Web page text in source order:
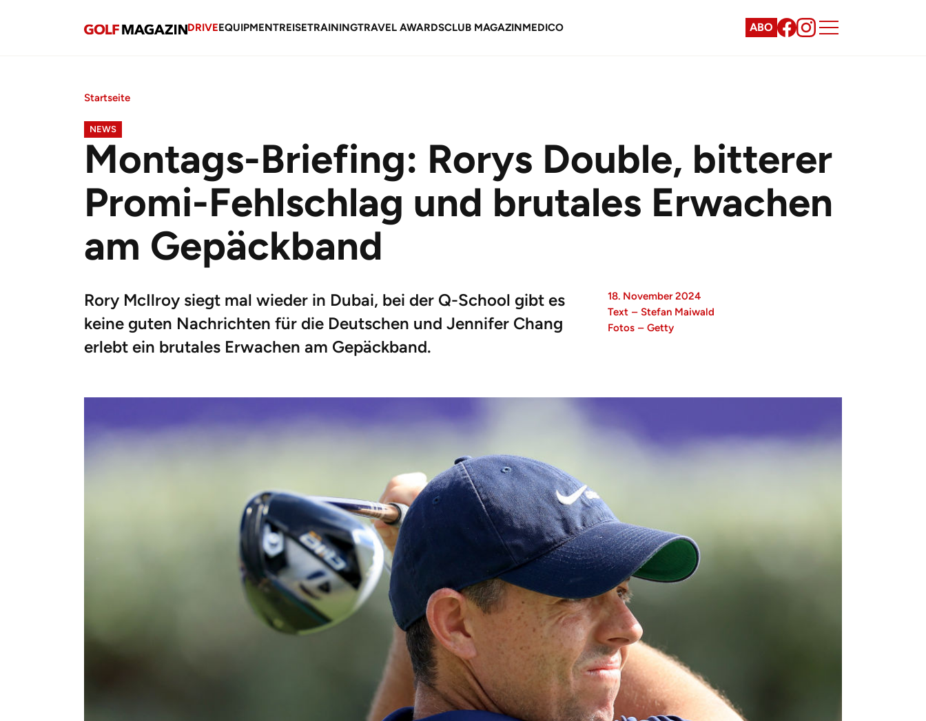
DRIVEEQUIPMENTREISETRAININGTRAVEL AWARDSCLUB MAGAZINMEDICO ABO
Startseite
NEWS
Montags-Briefing: Rorys Double, bitterer
Promi-Fehlschlag und brutales Erwachen
am Gepäckband
Rory McIlroy siegt mal wieder in Dubai, bei der Q-School gibt es
keine guten Nachrichten für die Deutschen und Jennifer Chang
erlebt ein brutales Erwachen am Gepäckband.
18. November 2024
Text – Stefan Maiwald
Fotos – Getty